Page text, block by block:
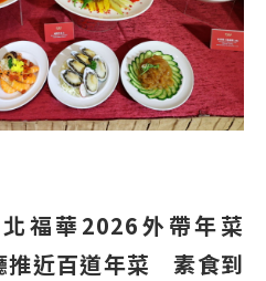
福華2026外帶年菜
推近百道年菜 素食到